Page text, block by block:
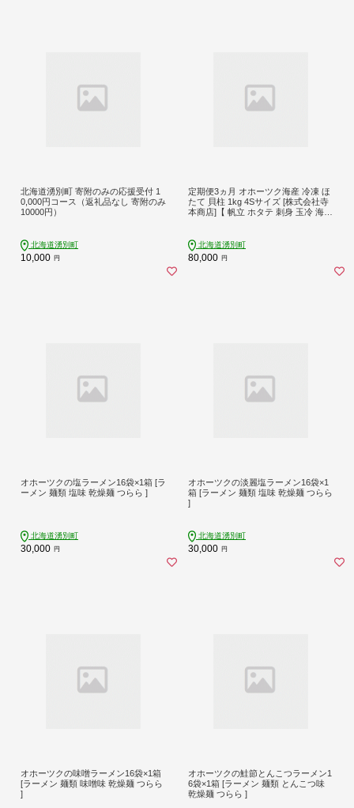
北海道湧別町 寄附のみの応援受付 1
0,000円コース（返礼品なし 寄附のみ
10000円）
北海道湧別町
10,000 円
定期便3ヵ月 オホーツク海産 冷凍 ほ
たて 貝柱 1kg 4Sサイズ [株式会社寺
本商店]【 帆立 ホタテ 刺身 玉冷 海鮮
北海道湧別町
80,000 円
オホーツクの塩ラーメン16袋×1箱 [ラ
ーメン 麺類 塩味 乾燥麺 つらら ]
北海道湧別町
30,000 円
オホーツクの淡麗塩ラーメン16袋×1
箱 [ラーメン 麺類 塩味 乾燥麺 つらら
]
北海道湧別町
30,000 円
オホーツクの味噌ラーメン16袋×1箱
[ラーメン 麺類 味噌味 乾燥麺 つらら
]
オホーツクの鮭節とんこつラーメン1
6袋×1箱 [ラーメン 麺類 とんこつ味
乾燥麺 つらら ]